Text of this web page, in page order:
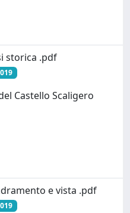
storica .pdf
Castello Scaligero
e vista .pdf